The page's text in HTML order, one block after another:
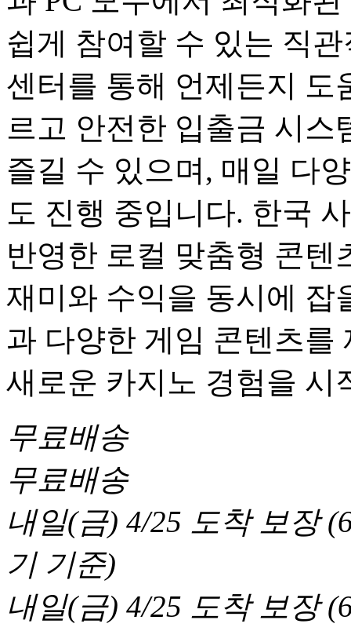
쉽게 참여할 수 있는 직
센터를 통해 언제든지 도
르고 안전한 입출금 시스
즐길 수 있으며, 매일 다
도 진행 중입니다. 한국
반영한 로컬 맞춤형 콘텐
재미와 수익을 동시에 잡
과 다양한 게임 콘텐츠를
새로운 카지노 경험을 시
무료배송
무료배송
내일(금) 4/25 도착 보장(
기 기준)
내일(금) 4/25 도착 보장(